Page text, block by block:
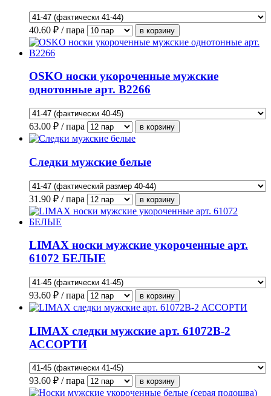
40.60 ₽ / пара
OSKO носки укороченные мужские
однотонные арт. В2266
63.00 ₽ / пара
Следки мужские белые
31.90 ₽ / пара
LIMAX носки мужские укороченные арт.
61072 БЕЛЫЕ
93.60 ₽ / пара
LIMAX следки мужские арт. 61072В-2
АССОРТИ
93.60 ₽ / пара